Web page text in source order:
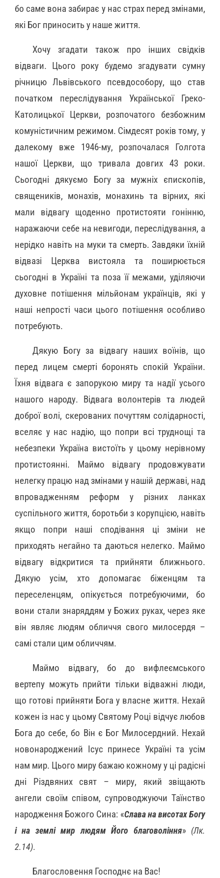
бо саме вона забирає у нас страх перед змінами,
які Бог приносить у наше життя.
Хочу згадати також про інших свідків
відваги. Цього року будемо згадувати сумну
річницю Львівського псевдособору, що став
початком переслідування Української Греко-
Католицької Церкви, розпочатого безбожним
комуністичним режимом. Сімдесят років тому, у
далекому вже 1946-му, розпочалася Голгота
нашої Церкви, що тривала довгих 43 роки.
Сьогодні дякуємо Богу за мужніх єпископів,
священиків, монахів, монахинь та вірних, які
мали відвагу щоденно протистояти гонінню,
наражаючи себе на невигоди, переслідування, а
нерідко навіть на муки та смерть. Завдяки їхній
відвазі Церква вистояла та поширюється
сьогодні в Україні та поза її межами, уділяючи
духовне потішення мільйонам українців, які у
наші непрості часи цього потішення особливо
потребують.
Дякую Богу за відвагу наших воїнів, що
перед лицем смерті боронять спокій України.
Їхня відвага є запорукою миру та надії усього
нашого народу. Відвага волонтерів та людей
доброї волі, скерованих почуттям солідарності,
вселяє у нас надію, що попри всі труднощі та
небезпеки Україна вистоїть у цьому нерівному
протистоянні. Маймо відвагу продовжувати
нелегку працю над змінами у нашій державі, над
впровадженням реформ у різних ланках
суспільного життя, боротьби з корупцією, навіть
якщо попри наші сподівання ці зміни не
приходять негайно та даються нелегко. Маймо
відвагу відкритися та прийняти ближнього.
Дякую усім, хто допомагає біженцям та
переселенцям, опікується потребуючими, бо
вони стали знаряддям у Божих руках, через яке
він являє людям обличчя свого милосердя –
самі стали цим обличчям.
Маймо відвагу, бо до вифлеємського
вертепу можуть прийти тільки відважні люди,
що готові прийняти Бога у власне життя. Нехай
кожен із нас у цьому Святому Році відчує любов
Бога до себе, бо Він є Бог Милосердний. Нехай
новонароджений Ісус принесе Україні та усім
нам мир. Цього миру бажаю кожному у ці радісні
дні Різдвяних свят – миру, який звіщають
ангели своїм співом, супроводжуючи Таїнство
народження Божого Сина: «Слава на висотах Богу
і на землі мир людям Його благовоління» (Лк.
2.14).
Благословення Господнє на Вас!